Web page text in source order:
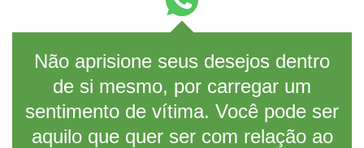
Não aprisione seus desejos dentro
de si mesmo, por carregar um
sentimento de vítima. Você pode ser
aquilo que quer ser com relação ao